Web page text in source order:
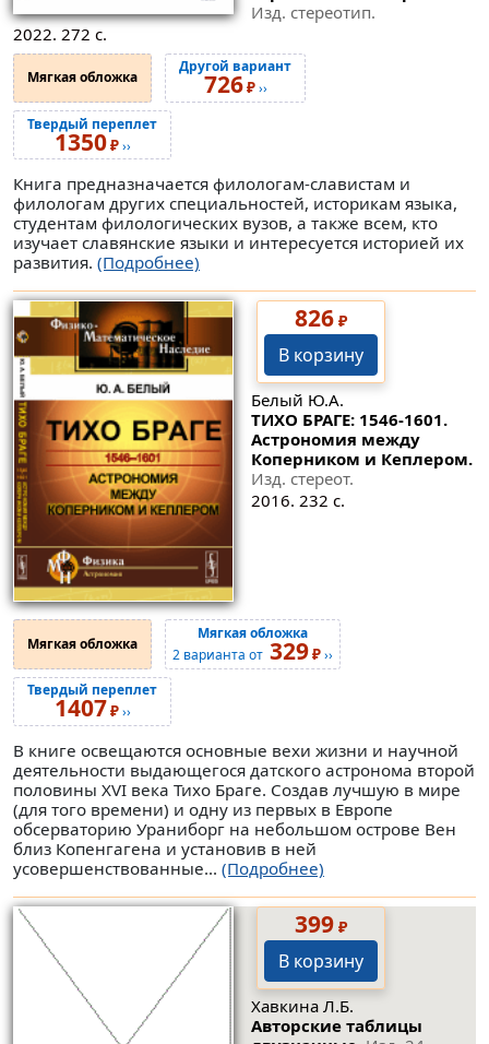
Изд. стереотип.
2022. 272 с.
Мягкая обложка
Другой вариант
726₽››
Твердый переплет
1350₽››
Книга предназначается филологам-славистам и
филологам других специальностей, иcторикам языка,
студентам филологических вузов, а также всем, кто
изучает славянские языки и интересуется историей их
развития. (Подробнее)
826₽
В корзину
Белый Ю.А.
ТИХО БРАГЕ: 1546-1601.
Астрономия между
Коперником и Кеплером.
Изд. стереот.
2016. 232 с.
Мягкая обложка
Мягкая обложка
2 варианта от 329₽››
Твердый переплет
1407₽››
В книге освещаются основные вехи жизни и научной
деятельности выдающегося датского астронома второй
половины XVI века Тихо Браге. Создав лучшую в мире
(для того времени) и одну из первых в Европе
обсерваторию Ураниборг на небольшом острове Вен
близ Копенгагена и установив в ней
усовершенствованные... (Подробнее)
399₽
В корзину
Хавкина Л.Б.
Авторские таблицы